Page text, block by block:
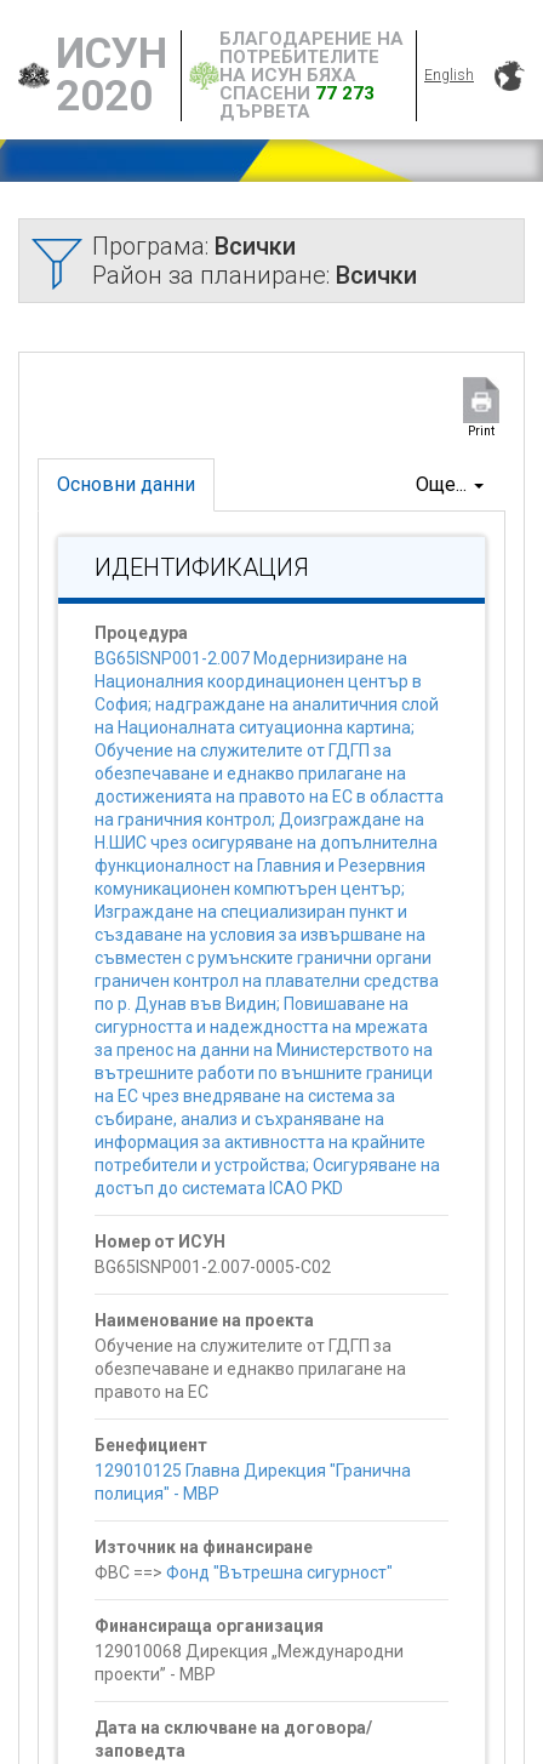
ИСУН
2020
БЛАГОДАРЕНИЕ НА
ПОТРЕБИТЕЛИТЕ
НА ИСУН БЯХА
СПАСЕНИ 77 273
ДЪРВЕТА
English
Програма: Всички
Район за планиране: Всички
Print
Още...
Основни данни
ИДЕНТИФИКАЦИЯ
Процедура
BG65ISNP001-2.007 Модернизиране на
Националния координационен център в
София; надграждане на аналитичния слой
на Националната ситуационна картина;
Обучение на служителите от ГДГП за
обезпечаване и еднакво прилагане на
достиженията на правото на ЕС в областта
на граничния контрол; Доизграждане на
Н.ШИС чрез осигуряване на допълнителна
функционалност на Главния и Резервния
комуникационен компютърен център;
Изграждане на специализиран пункт и
създаване на условия за извършване на
съвместен с румънските гранични органи
граничен контрол на плавателни средства
по р. Дунав във Видин; Повишаване на
сигурността и надеждността на мрежата
за пренос на данни на Министерството на
вътрешните работи по външните граници
на ЕС чрез внедряване на система за
събиране, анализ и съхраняване на
информация за активността на крайните
потребители и устройства; Осигуряване на
достъп до системата ICAO PKD
Номер от ИСУН
BG65ISNP001-2.007-0005-C02
Наименование на проекта
Обучение на служителите от ГДГП за
обезпечаване и еднакво прилагане на
правото на ЕС
Бенефициент
129010125 Главна Дирекция "Гранична
полиция" - МВР
Източник на финансиране
ФВС ==> Фонд "Вътрешна сигурност"
Финансираща организация
129010068 Дирекция „Международни
проекти” - МВР
Дата на сключване на договора/
заповедта